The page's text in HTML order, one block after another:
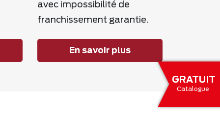
GRATUIT
Catalogue
avec impossibilité de
franchissement garantie.
En savoir plus